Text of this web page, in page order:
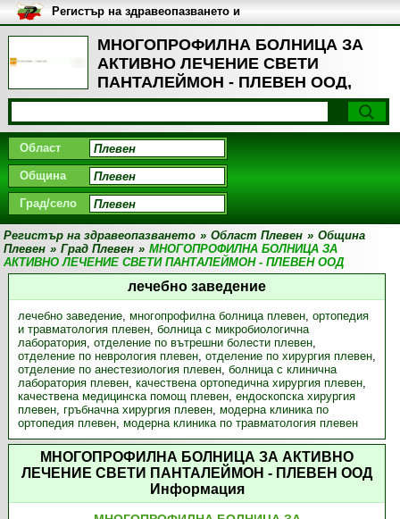
МНОГОПРОФИЛНА БОЛНИЦА ЗА
АКТИВНО ЛЕЧЕНИЕ СВЕТИ
ПАНТАЛЕЙМОН - ПЛЕВЕН ООД,
Град Плевен
Регистър на здравеопазването и
медицинските заведения в
България
Област
Община
Град/село
Регистър на здравеопазването » Област Плевен » Община
Плевен » Град Плевен » МНОГОПРОФИЛНА БОЛНИЦА ЗА
АКТИВНО ЛЕЧЕНИЕ СВЕТИ ПАНТАЛЕЙМОН - ПЛЕВЕН ООД
лечебно заведение
лечебно заведение, многопрофилна болница плевен, ортопедия
и травматология плевен, болница с микробиологична
лаборатория, отделение по вътрешни болести плевен,
отделение по неврология плевен, отделение по хирургия плевен,
отделение по анестезиология плевен, болница с клинична
лаборатория плевен, качествена ортопедична хирургия плевен,
качествена медицинска помощ плевен, ендоскопска хирургия
плевен, гръбначна хирургия плевен, модерна клиника по
ортопедия плевен, модерна клиника по травматология плевен
МНОГОПРОФИЛНА БОЛНИЦА ЗА АКТИВНО
ЛЕЧЕНИЕ СВЕТИ ПАНТАЛЕЙМОН - ПЛЕВЕН ООД
Информация